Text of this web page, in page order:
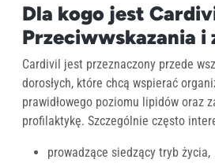
Dla kogo jest
Przeciwwskazania i
Cardivil jest przeznaczony przede
dorosłych, które chcą wspierać
prawidłowego poziomu lipidów oraz
profilaktykę. Szczególnie często
prowadzące siedzący tryb życia,